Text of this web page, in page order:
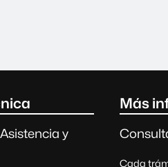
e
y
Más
Cada